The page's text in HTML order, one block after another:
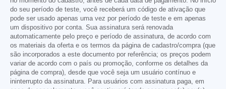
do seu período de teste, você receberá um código de ativação que
pode ser usado apenas uma vez por período de teste e em apenas
um dispositivo por conta. Sua assinatura será renovada
automaticamente pelo preço e período de assinatura, de acordo com
os materiais da oferta e os termos da página de cadastro/compra (que
são incorporados a este documento por referência; os preços podem
variar de acordo com o país ou promoção, conforme os detalhes da
página de compra), desde que você seja um usuário contínuo e
ininterrupto da assinatura. Para usuários com assinatura paga, em